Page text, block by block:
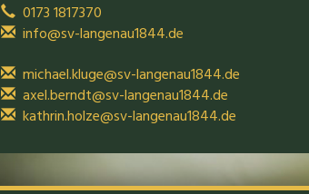
0173 1817370
info@sv-langenau1844.de
michael.kluge@sv-langenau1844.de
axel.berndt@sv-langenau1844.de
kathrin.holze@sv-langenau1844.de